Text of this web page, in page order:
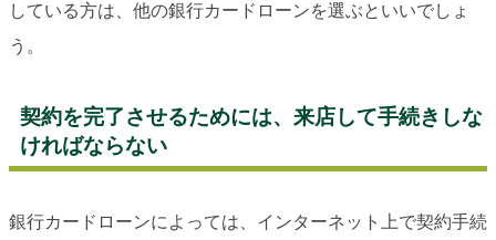
している方は、他の銀行カードローンを選ぶといいでしょ
う。
契約を完了させるためには、来店して手続きしな
ければならない
銀行カードローンによっては、インターネット上で契約手続